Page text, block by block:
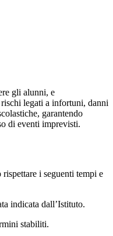
gli alunni, e
legati a infortuni, danni
garantendo
di eventi imprevisti.
i seguenti tempi e
indicata dall’Istituto.
stabiliti.